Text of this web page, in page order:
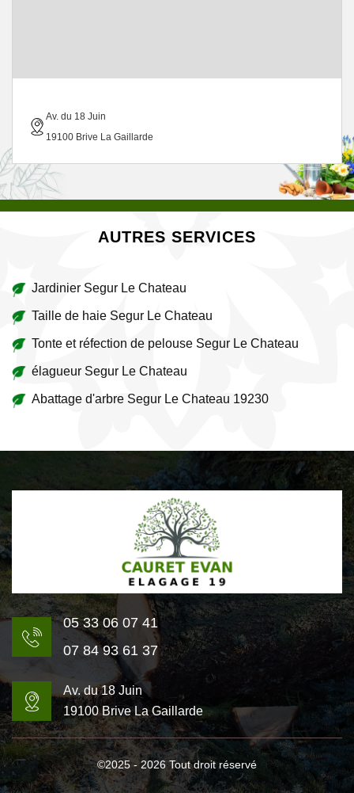
Av. du 18 Juin
19100 Brive La Gaillarde
AUTRES SERVICES
Jardinier Segur Le Chateau
Taille de haie Segur Le Chateau
Tonte et réfection de pelouse Segur Le Chateau
élagueur Segur Le Chateau
Abattage d'arbre Segur Le Chateau 19230
05 33 06 07 41
07 84 93 61 37
Av. du 18 Juin
19100 Brive La Gaillarde
©2025 - 2026 Tout droit réservé